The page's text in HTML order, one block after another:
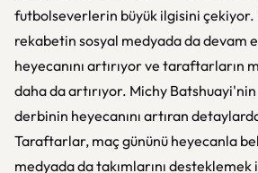
futbolseverlerin büyük ilgisini çekiyor.
rekabetin sosyal medyada da devam
heyecanını artırıyor ve taraftarların
daha da artırıyor. Michy Batshuayi'nin
derbinin heyecanını artıran
Taraftarlar, maç gününü heyecanla
medyada da takımlarını desteklemek